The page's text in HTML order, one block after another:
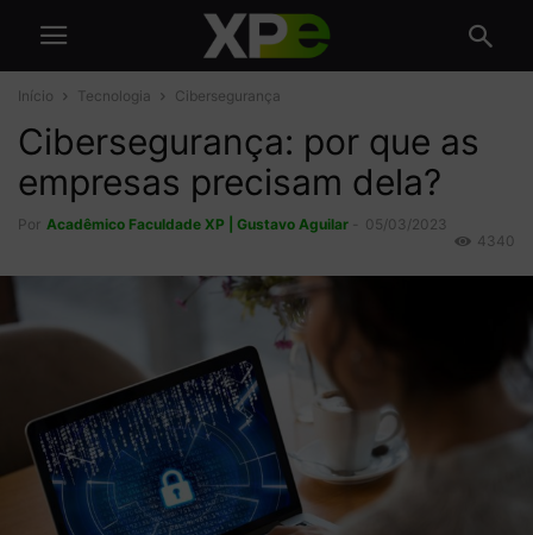
Início Tecnologia Cibersegurança
Cibersegurança: por que as
empresas precisam dela?
Por Acadêmico Faculdade XP | Gustavo Aguilar
05/03/2023
4340